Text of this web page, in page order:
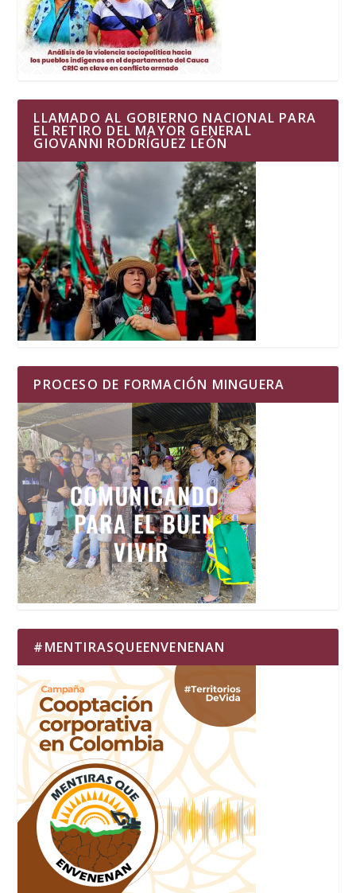
LLAMADO AL GOBIERNO NACIONAL PARA
EL RETIRO DEL MAYOR GENERAL
GIOVANNI RODRÍGUEZ LEÓN
PROCESO DE FORMACIÓN MINGUERA
#MENTIRASQUEENVENENAN